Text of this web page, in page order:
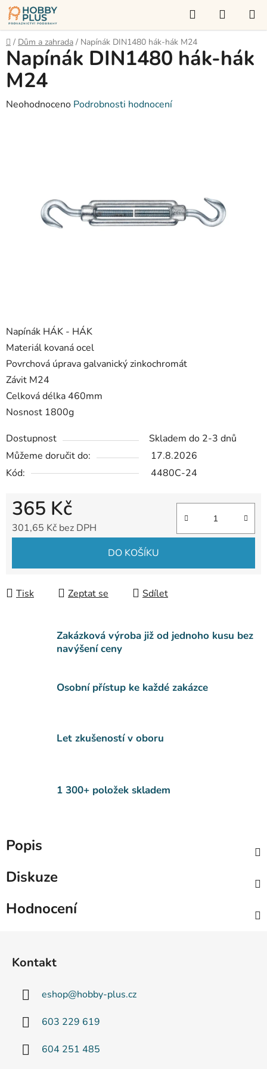
Přejít
na
obsah
Hledat
KOŠÍK
Domů
/ Dům a zahrada / Napínák DIN1480 hák-hák M24
Napínák HÁK - HÁK
Materiál kovaná ocel
Povrchová úprava galvanický zinkochromát
Závit M24
Celková délka 460mm
Nosnost 1800g
Dostupnost
Skladem do 2-3 dnů
Můžeme doručit do:
17.8.2026
Kód:
4480C-24
365 Kč
301,65 Kč bez DPH
DO KOŠÍKU
Tisk Zeptat se Sdílet
Napínák DIN1480 hák-hák
M24
Průměrné
Neohodnoceno Podrobnosti hodnocení
Zakázková výroba již od jednoho kusu bez
navýšení ceny
Osobní přístup ke každé zakázce
Let zkušeností v oboru
1 300+ položek skladem
Popis
Diskuze
Hodnocení
Kontakt
eshop@hobby-plus.cz
603 229 619
604 251 485